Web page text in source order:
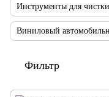
Инструменты для чистки
Виниловый
Фильтр